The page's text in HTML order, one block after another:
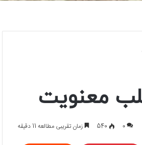
معنویت
0
540 زمان تقریبی مطالعه 11 دقیقه